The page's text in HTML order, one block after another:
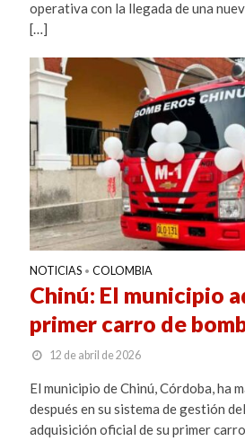
operativa con la llegada de una
[…]
NOTICIAS • COLOMBIA
Chinú: El municipio
primer carro de
12 de abril de 2026
El municipio de Chinú, Córdoba, ha
después en su sistema de gestión
adquisición oficial de su primer